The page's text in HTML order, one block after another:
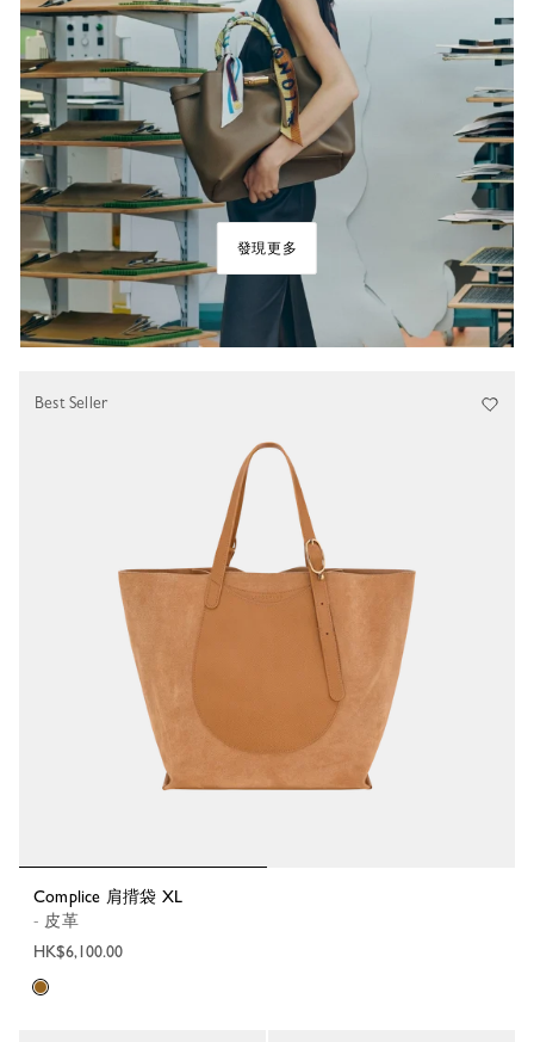
發現更多
Complice 肩揹袋 XL
- 皮革
HK$6,100.00
Best Seller